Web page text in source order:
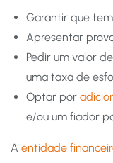
Garantir que
Apresentar
Pedir um valor
uma taxa de
Optar por
e/ou um fiador
A entidade